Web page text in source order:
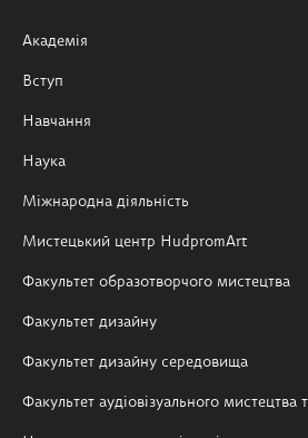
Академія
Вступ
Навчання
Наука
Міжнародна діяльність
Мистецький центр HudpromArt
Факультет образотворчого мистецтва
Факультет дизайну
Факультет дизайну середовища
Факультет аудіовізуального мистецтва